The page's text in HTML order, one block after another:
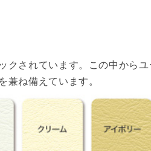
されています。この中から
ね備えています。